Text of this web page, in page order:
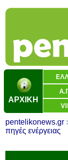
ΑΡΧΙΚΗ
pentelikonews.gr
πηγές ενέργειας